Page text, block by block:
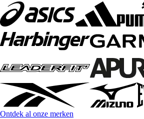
Ontdek al onze merken